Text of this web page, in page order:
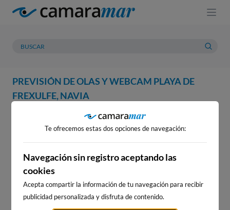
PREVISIÓN DE OLAS Y WEBCAM PLAYA DE
FREXULFE, NAVIA
PREVISIÓN METEOROLOGÍA
WEBCAM PLAYA DE FREXULFE,
NAVIA
WEBCAMS CERCANAS
Te ofrecemos estas dos opciones de navegación:
Navegación sin registro aceptando las
cookies
Acepta compartir la información de tu navegación para recibir
publicidad personalizada y disfruta de contenido.